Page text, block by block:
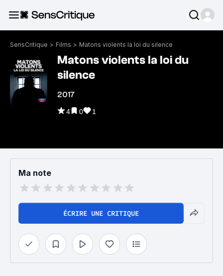
SensCritique > Films > Matons violents la loi du silence
Matons violents la loi du
silence
2017
4 0 1
Ma note
ÉCRIRE UNE CRITIQUE